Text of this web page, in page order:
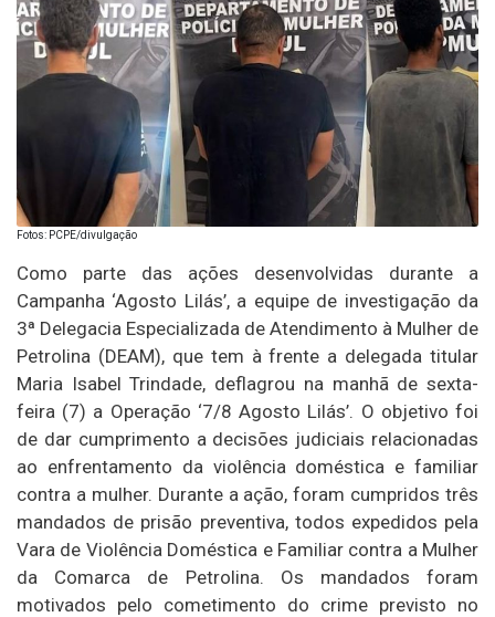
Fotos: PCPE/divulgação
Como parte das ações desenvolvidas durante a
Campanha ‘Agosto Lilás’, a equipe de investigação da
3ª Delegacia Especializada de Atendimento à Mulher de
Petrolina (DEAM), que tem à frente a delegada titular
Maria Isabel Trindade, deflagrou na manhã de sexta-
feira (7) a Operação ‘7/8 Agosto Lilás’. O objetivo foi
de dar cumprimento a decisões judiciais relacionadas
ao enfrentamento da violência doméstica e familiar
contra a mulher. Durante a ação, foram cumpridos três
mandados de prisão preventiva, todos expedidos pela
Vara de Violência Doméstica e Familiar contra a Mulher
da Comarca de Petrolina. Os mandados foram
motivados pelo cometimento do crime previsto no